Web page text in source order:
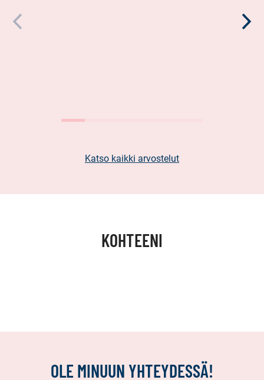
Katso kaikki arvostelut
KOHTEENI
OLE MINUUN YHTEYDESSÄ!